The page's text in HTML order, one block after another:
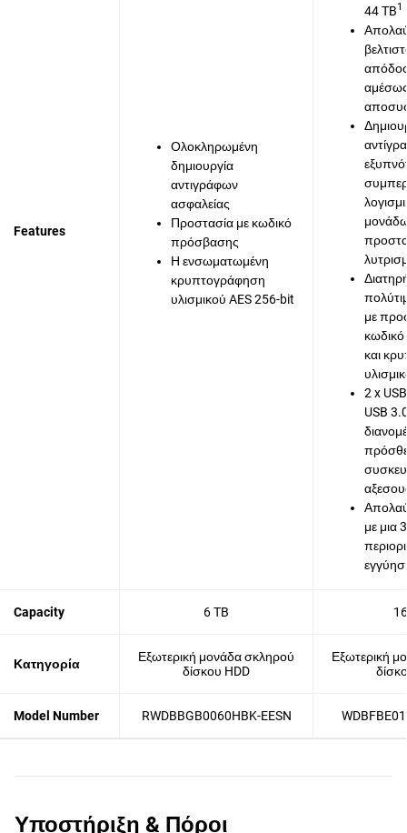
Features
Ολοκληρωμένη
δημιουργία
αντιγράφων
ασφαλείας
Προστασία με κωδικό
πρόσβασης
Η ενσωματωμένη
κρυπτογράφηση
υλισμικού AES 256-bit
44 TB1
με
και
2 x
USB
με μια
Capacity 6 TB
Κατηγορία
Εξωτερική μονάδα σκληρού
δίσκου HDD
Εξωτερική
Model Number RWDBBGB0060HBK-EESN
Υποστήριξη & Πόροι